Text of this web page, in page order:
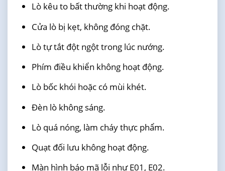
Lò kêu to bất thường khi hoạt động.
Cửa lò bị kẹt, không đóng chặt.
Lò tự tắt đột ngột trong lúc nướng.
Phím điều khiển không hoạt động.
Lò bốc khói hoặc có mùi khét.
Đèn lò không sáng.
Lò quá nóng, làm cháy thực phẩm.
Quạt đối lưu không hoạt động.
Màn hình báo mã lỗi như E01, E02.